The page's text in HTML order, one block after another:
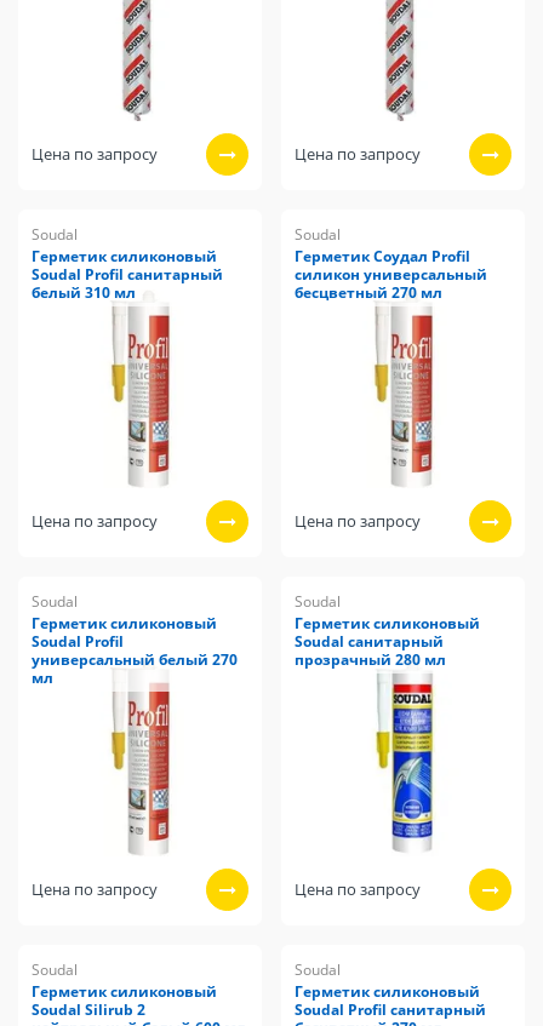
Цена по запросу Цена по запросу
Soudal
Герметик силиконовый
Soudal Profil санитарный
белый 310 мл
Цена по запросу
Soudal
Герметик Соудал Profil
силикон универсальный
бесцветный 270 мл
Цена по запросу
Soudal
Герметик силиконовый
Soudal Profil
универсальный белый 270
мл
Цена по запросу
Soudal
Герметик силиконовый
Soudal санитарный
прозрачный 280 мл
Цена по запросу
Soudal
Герметик силиконовый
Soudal Silirub 2
Soudal
Герметик силиконовый
Soudal Profil санитарный